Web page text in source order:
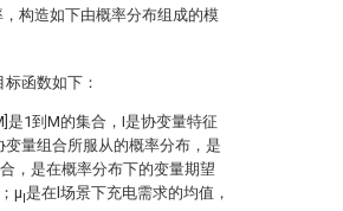
构造如下由概率分布组成的模
函数如下：
是1到M的集合，I是协变量特征
变量组合所服从的概率分布， 是
， 是在概率分布下的变量期望
μl是在l场景下充电需求的均值，